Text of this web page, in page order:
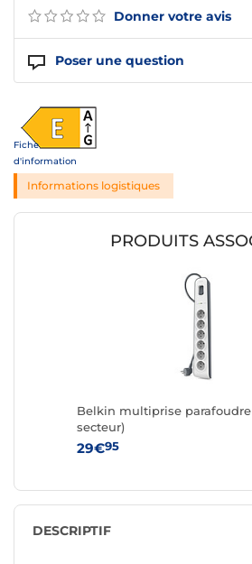
Donner votre avis
Poser une question
Fiche
d'information
Informations logistiques
PRODUITS
Belkin multiprise parafoudre
secteur)
29€95
DESCRIPTIF